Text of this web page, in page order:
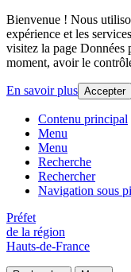
Bienvenue ! Nous
expérience et les
visitez la page Données
moment, avoir le
En savoir plus Accepter
Contenu principal
Menu
Menu
Recherche
Rechercher
Navigation sous
Préfet
de la région
Hauts-de-France